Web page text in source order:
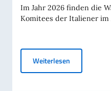
Im Jahr 2026 finden die
Komitees der Italiener im
Weiterlesen